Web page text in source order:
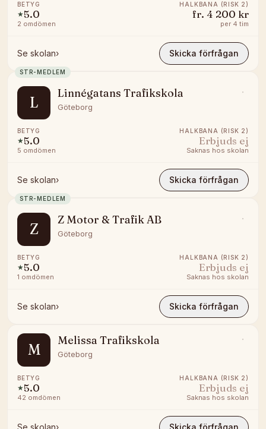
BETYG
★5.0
2 omdömen
HALKBANA (RISK 2)
fr. 4 200 kr
per 4 tim
Se skolan› Skicka förfrågan
STR-MEDLEM
L
Linnégatans Trafikskola
Göteborg
BETYG
★5.0
5 omdömen
HALKBANA (RISK 2)
Erbjuds ej
Saknas hos skolan
Se skolan› Skicka förfrågan
STR-MEDLEM
Z
Z Motor & Trafik AB
Göteborg
BETYG
★5.0
1 omdömen
HALKBANA (RISK 2)
Erbjuds ej
Saknas hos skolan
Se skolan› Skicka förfrågan
M
Melissa Trafikskola
Göteborg
BETYG
★5.0
42 omdömen
HALKBANA (RISK 2)
Erbjuds ej
Saknas hos skolan
Se skolan› Skicka förfrågan